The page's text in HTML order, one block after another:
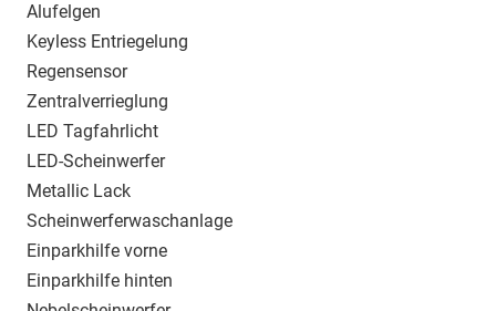
Alufelgen
Keyless Entriegelung
Regensensor
Zentralverrieglung
LED Tagfahrlicht
LED-Scheinwerfer
Metallic Lack
Scheinwerferwaschanlage
Einparkhilfe vorne
Einparkhilfe hinten